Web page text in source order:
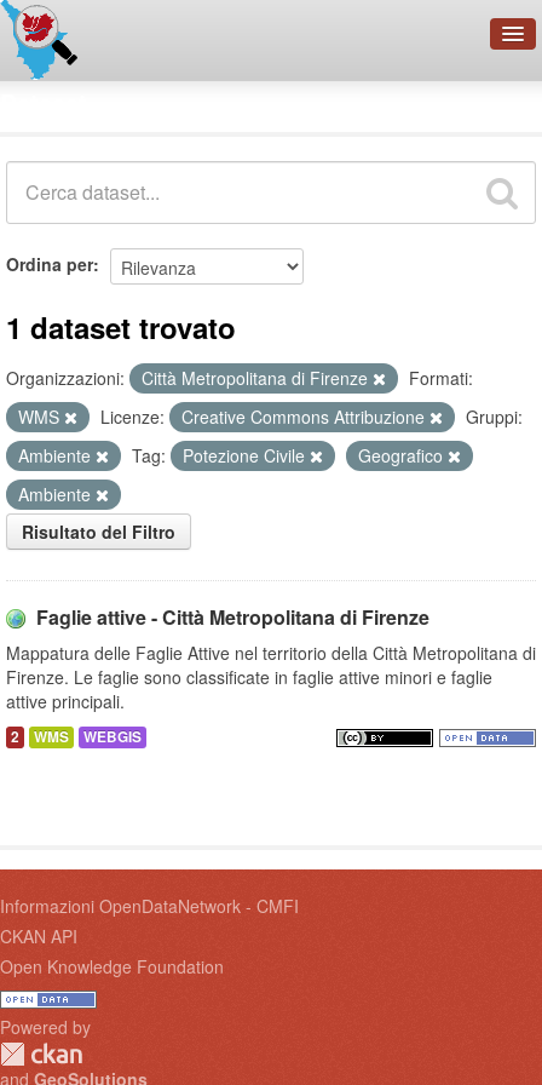
Organizzazioni
Ordina per
1 dataset trovato
Organizzazioni: Città Metropolitana di Firenze
Formati:
WMS
Licenze: Creative Commons Attribuzione
Gruppi:
Ambiente
Tag: Potezione Civile
Geografico
Ambiente
Risultato del Filtro
Faglie attive - Città Metropolitana di Firenze
Mappatura delle Faglie Attive nel territorio della Città Metropolitana di
Firenze. Le faglie sono classificate in faglie attive minori e faglie
attive principali.
2 WMS WEBGIS
Informazioni OpenDataNetwork - CMFI
CKAN API
Open Knowledge Foundation
Powered by
and GeoSolutions